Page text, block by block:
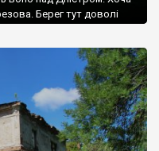
Берег тут доволі
більшості навколишніх
церква. Точної дати […]